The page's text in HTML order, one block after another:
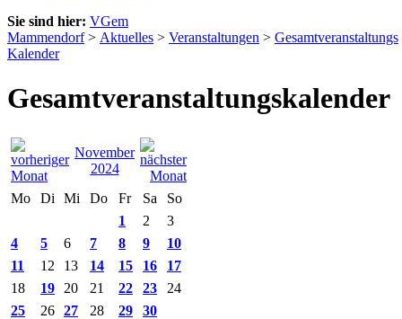
Sie sind hier: VGem
Mammendorf> Aktuelles > Veranstaltungen > Gesamtveranstaltungs
Kalender
Gesamtveranstaltungskalender
November
2024
Mo
Di Mi Do Fr Sa
So
1
2
3
4
5 6 7 8 9
10
11
12 13 14 15 16
17
18
19 20 21 22 23
24
25
26 27 28 29
30